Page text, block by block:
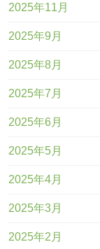
2025年11月
2025年9月
2025年8月
2025年7月
2025年6月
2025年5月
2025年4月
2025年3月
2025年2月